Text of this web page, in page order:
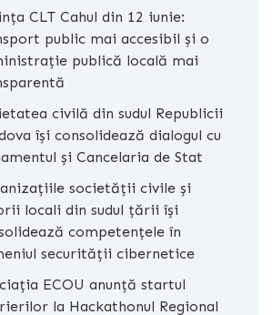
CLT Cahul din 12 iunie:
public mai accesibil și o
publică locală mai
civilă din sudul Republicii
își consolidează dialogul cu
și Cancelaria de Stat
societății civile și
locali din sudul țării își
competențele în
securității cibernetice
ECOU anunță startul
la Hackathonul Regional